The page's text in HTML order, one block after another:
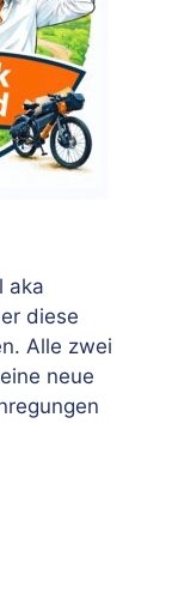
aka
diese
Alle zwei
neue